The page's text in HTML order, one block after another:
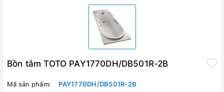
Bồn tắm TOTO PAY1770DH/DB501R-2B
Mã sản phẩm:
PAY1770DH/DB501R-2B